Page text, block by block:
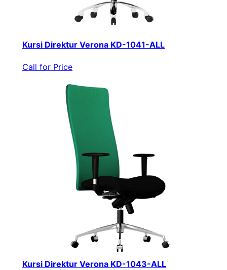
Kursi Direktur Verona KD-1041-ALL
Call for Price
Kursi Direktur Verona KD-1043-ALL